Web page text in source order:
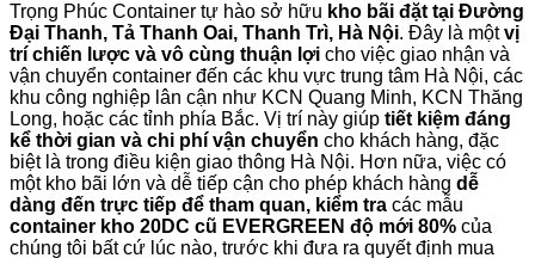
Trọng Phúc Container tự hào sở hữu kho bãi đặt tại Đường
Đại Thanh, Tả Thanh Oai, Thanh Trì, Hà Nội. Đây là mộtvị
trí chiến lược và vô cùng thuận lợi cho việc giao nhận và
vận chuyển container đến các khu vực trung tâm Hà Nội, các
khu công nghiệp lân cận như KCN Quang Minh, KCN Thăng
Long, hoặc các tỉnh phía Bắc. Vị trí này giúp tiết kiệm đáng
kể thời gian và chi phí vận chuyển cho khách hàng, đặc
biệt là trong điều kiện giao thông Hà Nội. Hơn nữa, việc có
một kho bãi lớn và dễ tiếp cận cho phép khách hàng dễ
dàng đến trực tiếp để tham quan, kiểm tra các mẫu
container kho 20DC cũ EVERGREEN độ mới 80% của
chúng tôi bất cứ lúc nào, trước khi đưa ra quyết định mua